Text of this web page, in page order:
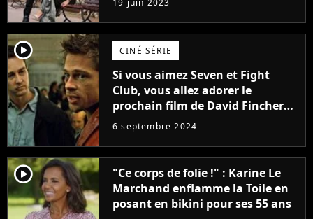
(exclu)
player2 CINÉ SÉRIE
Si vous aimez Seven et Fight
Club, vous allez adorer le
prochain film de David Fincher
avec lequel il se réinvente
complètement
6 septembre 2024
player2
"Ce corps de folie !" : Karine Le
Marchand enflamme la Toile en
posant en bikini pour ses 55 ans